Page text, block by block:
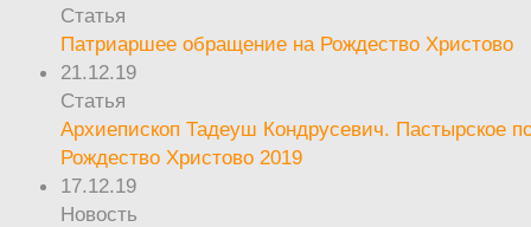
Статья
Патриаршее обращение на Рождество Христово
21.12.19
Статья
Архиепископ Тадеуш Кондрусевич. Пастырское
Рождество Христово 2019
17.12.19
Новость